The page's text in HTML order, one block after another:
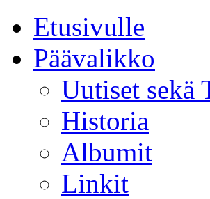
Etusivulle
Päävalikko
Uutiset sekä
Historia
Albumit
Linkit